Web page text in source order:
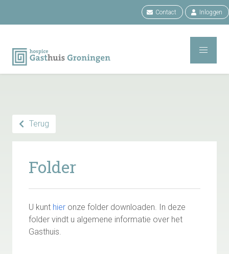
Contact Inloggen
Terug
Folder
U kunt hier onze folder downloaden. In deze
folder vindt u algemene informatie over het
Gasthuis.